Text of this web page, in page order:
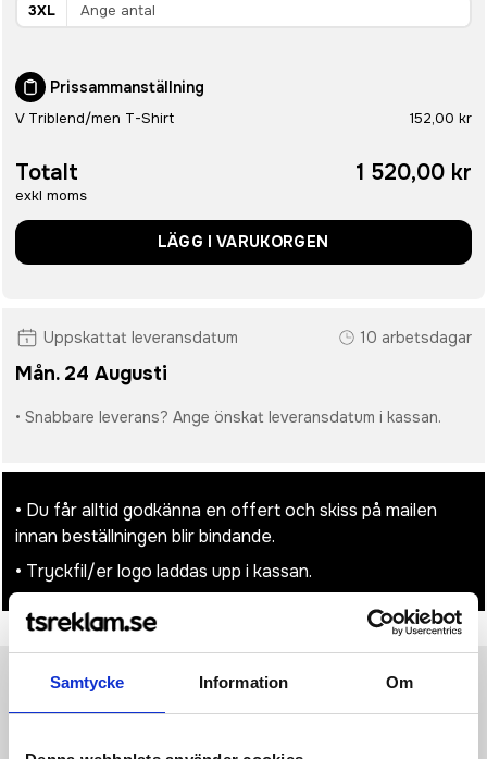
Samtycke Information Om
3XL
Prissammanställning
V Triblend/men T-Shirt 152,00 kr
Totalt
exkl moms
1 520,00 kr
LÄGG I VARUKORGEN
Uppskattat leveransdatum 10 arbetsdagar
Mån. 24 Augusti
• Snabbare leverans? Ange önskat leveransdatum i kassan.
• Du får alltid godkänna en offert och skiss på mailen
innan beställningen blir bindande.
• Tryckfil/er logo laddas upp i kassan.